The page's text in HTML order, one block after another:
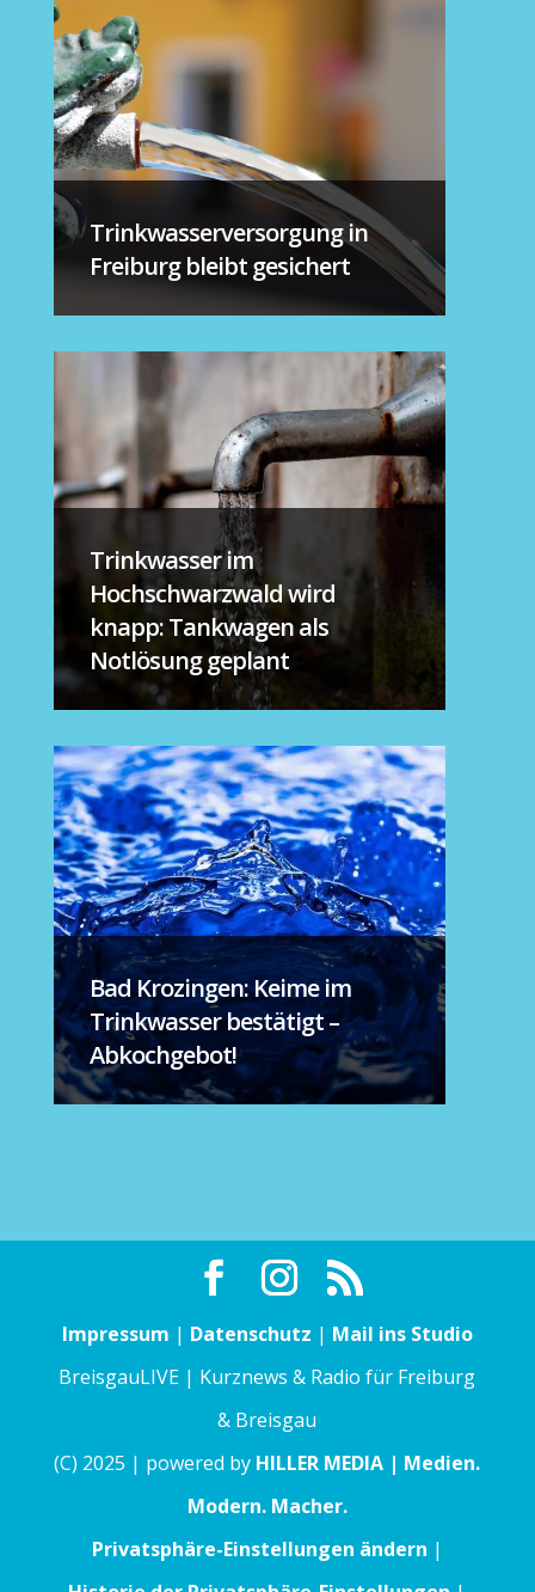
Trinkwasserversorgung in
Freiburg bleibt gesichert
Trinkwasser im
Hochschwarzwald wird
knapp: Tankwagen als
Notlösung geplant
Bad Krozingen: Keime im
Trinkwasser bestätigt –
Abkochgebot!
Impressum | Datenschutz | Mail ins Studio
BreisgauLIVE | Kurznews & Radio für Freiburg
& Breisgau
(C) 2025 | powered by HILLER MEDIA | Medien.
Modern. Macher.
Privatsphäre-Einstellungen ändern |